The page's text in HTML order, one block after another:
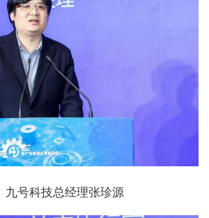
科技总经理张珍源